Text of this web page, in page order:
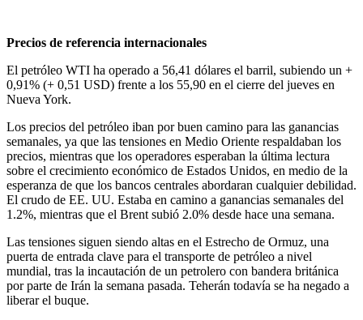
Precios de referencia internacionales
El petróleo WTI ha operado a 56,41 dólares el barril, subiendo un +
0,91% (+ 0,51 USD) frente a los 55,90 en el cierre del jueves en
Nueva York.
Los precios del petróleo iban por buen camino para las ganancias
semanales, ya que las tensiones en Medio Oriente respaldaban los
precios, mientras que los operadores esperaban la última lectura
sobre el crecimiento económico de Estados Unidos, en medio de la
esperanza de que los bancos centrales abordaran cualquier debilidad.
El crudo de EE. UU. Estaba en camino a ganancias semanales del
1.2%, mientras que el Brent subió 2.0% desde hace una semana.
Las tensiones siguen siendo altas en el Estrecho de Ormuz, una
puerta de entrada clave para el transporte de petróleo a nivel
mundial, tras la incautación de un petrolero con bandera británica
por parte de Irán la semana pasada. Teherán todavía se ha negado a
liberar el buque.